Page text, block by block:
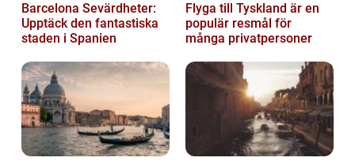
Barcelona Sevärdheter:
Upptäck den fantastiska
staden i Spanien
Flyga till Tyskland är en
populär resmål för
många privatpersoner